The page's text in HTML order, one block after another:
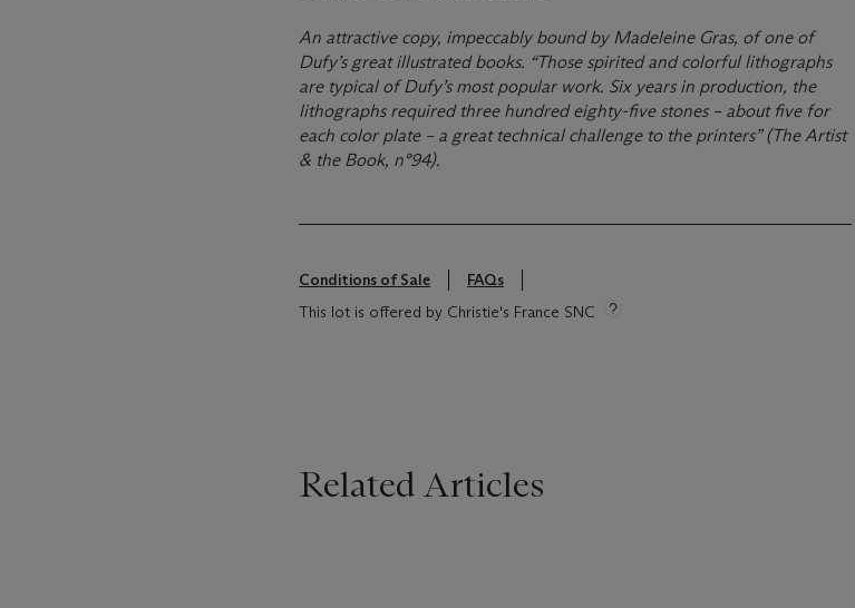
An attractive copy, impeccably bound by Madeleine Gras, of one of
Dufy’s great illustrated books. “Those spirited and colorful lithographs
are typical of Dufy’s most popular work. Six years in production, the
lithographs required three hundred eighty-five stones – about five for
each color plate – a great technical challenge to the printers” (The Artist
& the Book, n°94).
Conditions of Sale
FAQs
This lot is offered by Christie's France SNC
Related Articles